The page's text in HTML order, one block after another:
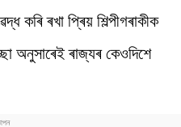
কৰি ৰখা প্ৰিয় শিল্পীগৰাকীক
অনুসাৰেই ৰাজ্যৰ কেওদিশে